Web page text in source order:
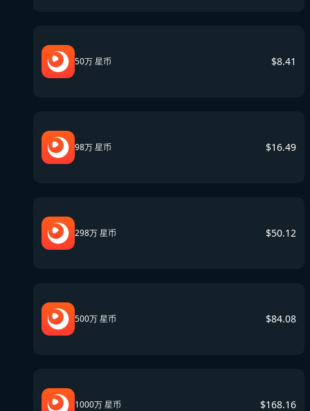
50万 星币 $8.41
98万 星币 $16.49
298万 星币 $50.12
500万 星币 $84.08
1000万 星币 $168.16